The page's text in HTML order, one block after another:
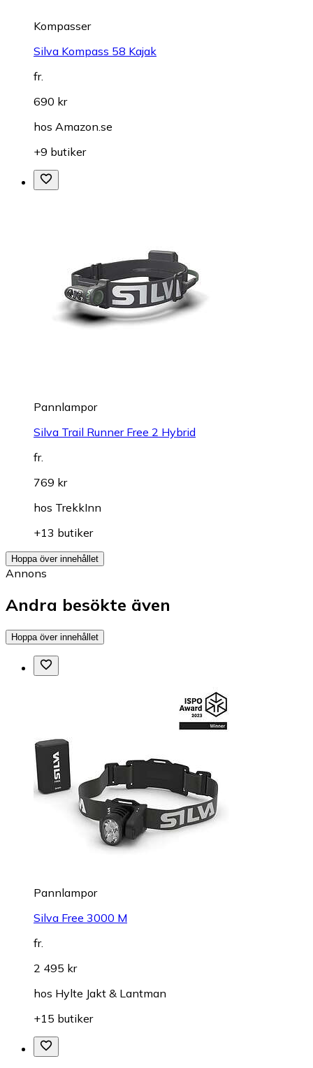
Kompasser
Silva Kompass 58 Kajak
fr.
690 kr
hos Amazon.se
+9 butiker
Pannlampor
Silva Trail Runner Free 2 Hybrid
fr.
769 kr
hos TrekkInn
+13 butiker
Hoppa över innehållet
Annons
Andra besökte även
Hoppa över innehållet
Pannlampor
Silva Free 3000 M
fr.
2 495 kr
hos Hylte Jakt & Lantman
+15 butiker